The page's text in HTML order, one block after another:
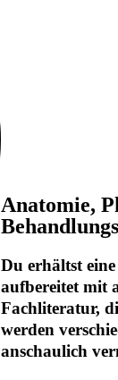
Anatomie,
Du erhältst
aufbereitet mit
Fachliteratur,
werden
anschaulich